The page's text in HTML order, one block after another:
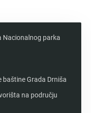
Nacionalnog parka
Grada Drniša
na području